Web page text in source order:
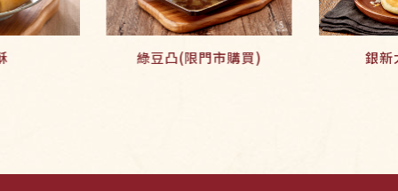
綠豆凸(限門市購買) 銀新